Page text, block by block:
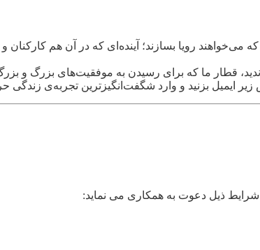
می‌خواهند رویا بسازند؛ آینده‌ای که در آن هم
قطار ما که برای رسیدن به موفقیت‌های بزرگ
ایمیل بزنید و وارد شگفت‌انگیزترین تجربه‌ی زندگی
شرایط ذیل دعوت به همکاری می نماید: